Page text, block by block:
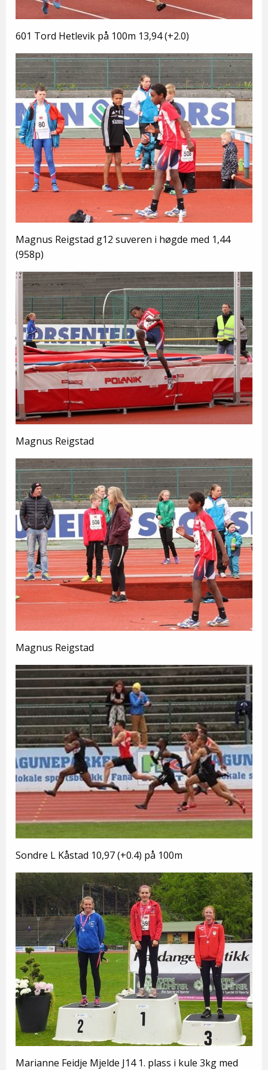
601 Tord Hetlevik på 100m 13,94 (+2.0)
Magnus Reigstad g12 suveren i høgde med 1,44
(958p)
Magnus Reigstad
Magnus Reigstad
Sondre L Kåstad 10,97 (+0.4) på 100m
Marianne Feidje Mjelde J14 1. plass i kule 3kg med